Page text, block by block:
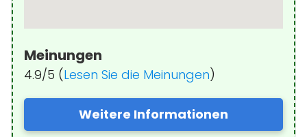
Meinungen
4.9/5 (Lesen Sie die Meinungen)
Weitere Informationen